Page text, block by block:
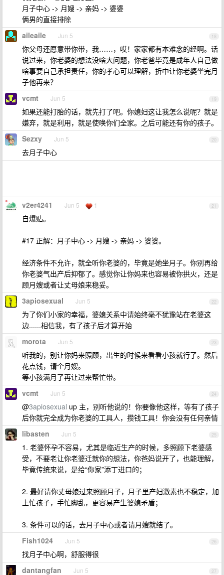
月子中心 -> 月嫂 -> 亲妈 -> 婆婆
俩男的直接排除
18
aileaile Jun 5
你父母还愿意带你带，我……，哎！家家都有本难念的经啊。话
说过来，你老婆的想法没啥大问题，你老爸毕竟是成年人自己做
啥事要自己承担责任，你的孝心可以理解，折中让你老婆坐完月
子他再来？
19
vcmt Jun 5
如果还能打胎的话，就先打了吧。你媳妇这让我怎么说呢？就是
嫌弃，就是利用，就是使唤你们全家。之后可能还有你的孩子。
20
Sezxy Jun 5
去月子中心
21
v2er4241 Jun 5 1
自爆贴。
#17 正解：月子中心 -> 月嫂 -> 亲妈 -> 婆婆。
经济条件不允许，就全听你老婆的，毕竟是她坐月子。你别再给
你老婆气出产后抑郁了。感觉你让你妈来也容易被你拱火，还是
顾月嫂或者让丈母娘来稳妥。
22
3apiosexual Jun 5
为了你们小家的幸福，婆媳关系中请始终毫不犹豫站在老婆这
边......相信我，有了孩子后才算开始
23
morota Jun 5
听我的，别让你妈来照顾，出生的时候来看看小孩就行了。然后
花点钱，请个月嫂。
等小孩满月了再让过来帮忙带。
24
vcmt Jun 5
@3apiosexual up 主，别听他说的！你要像他这样，等有了孩子
后你就完全成为你老婆的工具人，攒钱工具！你会没有任何亲情
25
libasten Jun 5
1. 老婆怀孕不容易，尤其是临近生产的时候，多照顾下老婆感
受，不要老让你老婆迁就你的想法，你爸妈说开了，也能理解，
毕竟传统来说，是给“你家”添丁进口的；
2. 最好请你丈母娘过来照顾月子，月子里产妇激素也不稳定，加
上忙孩子，手忙脚乱，更容易产生婆媳矛盾；
3. 条件可以的话，去月子中心或者请月嫂就结了。
26
Fish1024 Jun 5
找月子中心啊，舒服得很
27
dantangfan Jun 5